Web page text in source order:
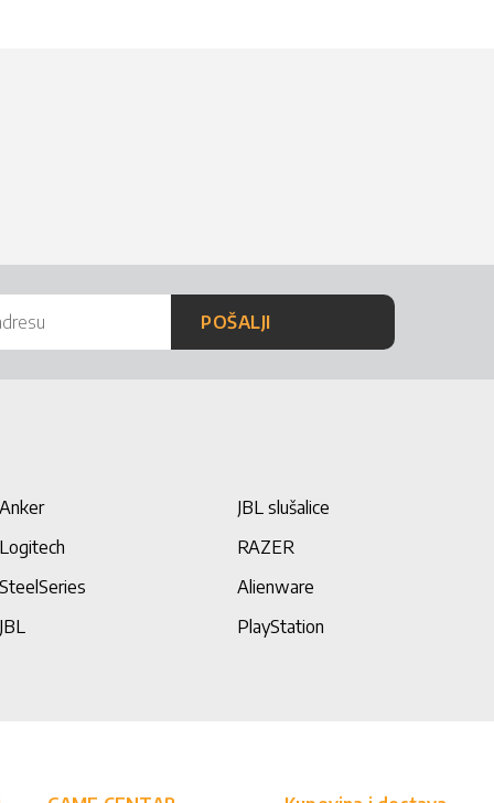
POŠALJI
Anker
JBL slušalice
Logitech
RAZER
SteelSeries
Alienware
JBL
PlayStation